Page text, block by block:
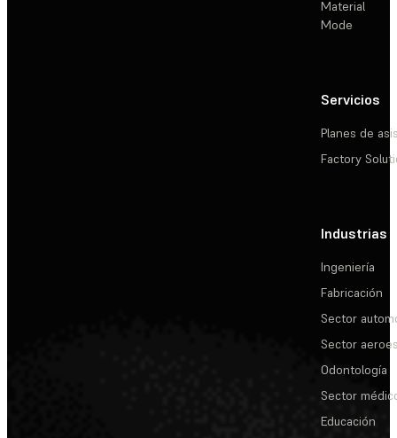
Material
Mode
Servicios
Planes de
Factory
Industrias
Ingeniería
Fabricación
Sector
Sector
Odontología
Sector
Educación